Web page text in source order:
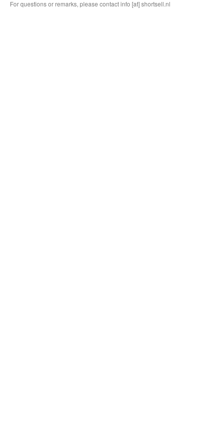
For questions or remarks, please contact info [at] shortsell.nl